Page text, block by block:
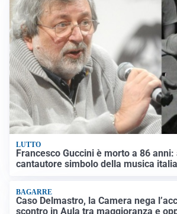
LUTTO
Francesco Guccini è morto a 86
cantautore simbolo della musica
BAGARRE
Caso Delmastro, la Camera nega
scontro in Aula tra maggioranza e